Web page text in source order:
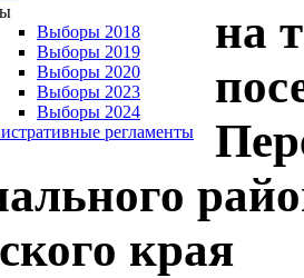
Выборы 2018
Выборы 2019
Выборы 2020
Выборы 2023
Выборы 2024
регламенты
на
края